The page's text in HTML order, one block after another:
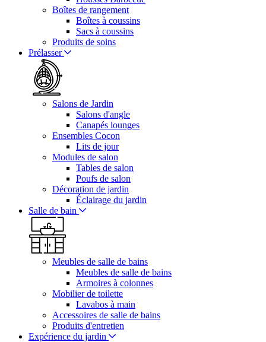
Boîtes de rangement
Boîtes à coussins
Sacs à coussins
Produits de soins
Prélasser
Salons de Jardin
Salons d'angle
Canapés lounges
Ensembles Cocon
Lits de jour
Modules de salon
Tables de salon
Poufs de salon
Décoration de jardin
Éclairage du jardin
Salle de bain
Meubles de salle de bains
Meubles de salle de bains
Armoires à colonnes
Mobilier de toilette
Lavabos à main
Accessoires de salle de bains
Produits d'entretien
Expérience du jardin